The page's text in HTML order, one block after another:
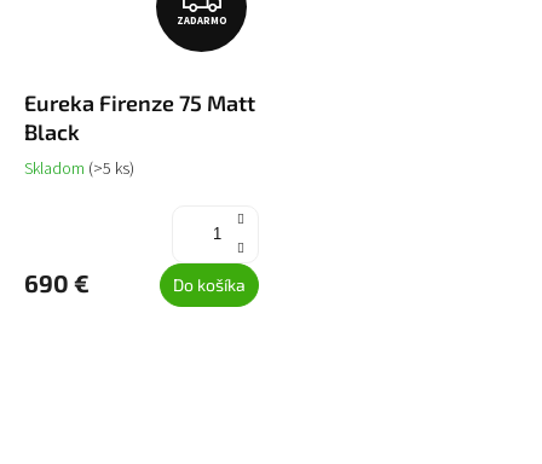
A
A
O
ZADARMO
Eureka Firenze 75 Matt
Black
Skladom (>5 ks)
690 € Do košíka